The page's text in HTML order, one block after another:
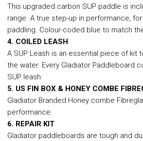
This upgraded carbon SUP paddle is
range. A true step-up in performance,
paddling. Colour-coded blue to match
4. COILED LEASH
A SUP Leash is an essential piece of kit
the water. Every Gladiator Paddleboard
SUP leash.
5. US FIN BOX & HONEY COMBE
Gladiator Branded Honey combe
performance.
6. REPAIR KIT
Gladiator paddleboards are tough and